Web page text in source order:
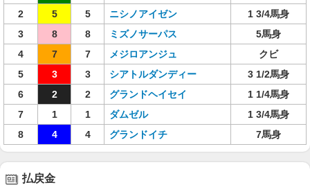
2
5 5 ニシノアイゼン
1 3/4馬身
3
8 8 ミズノサーパス
5馬身
4
7 7 メジロアンジュ
クビ
5
3 3 シアトルダンディー
3 1/2馬身
6
2 2 グランドヘイセイ
1 1/4馬身
7
1 1 ダムゼル
1 3/4馬身
8
4 4 グランドイチ 7馬身
払戻金